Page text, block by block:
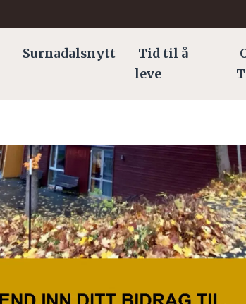
Surnadalsnytt
Tid til å
leve